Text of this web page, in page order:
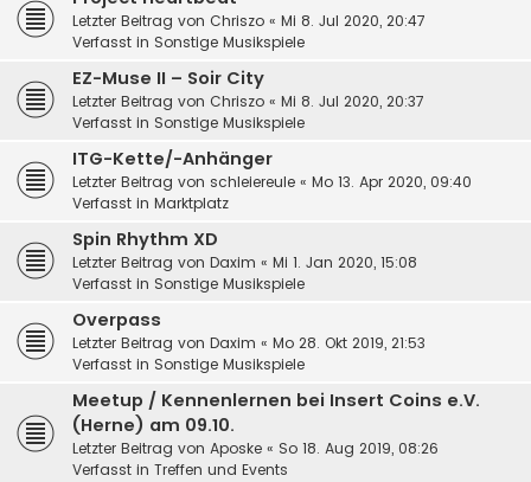
Letzter Beitrag von Chriszo « Mi 8. Jul 2020, 20:47
Verfasst in Sonstige Musikspiele
EZ-Muse II – Soir City
Letzter Beitrag von Chriszo « Mi 8. Jul 2020, 20:37
Verfasst in Sonstige Musikspiele
ITG-Kette/-Anhänger
Letzter Beitrag von schleiereule « Mo 13. Apr 2020, 09:40
Verfasst in Marktplatz
Spin Rhythm XD
Letzter Beitrag von Daxim « Mi 1. Jan 2020, 15:08
Verfasst in Sonstige Musikspiele
Overpass
Letzter Beitrag von Daxim « Mo 28. Okt 2019, 21:53
Verfasst in Sonstige Musikspiele
Meetup / Kennenlernen bei Insert Coins e.V.
(Herne) am 09.10.
Letzter Beitrag von Aposke « So 18. Aug 2019, 08:26
Verfasst in Treffen und Events